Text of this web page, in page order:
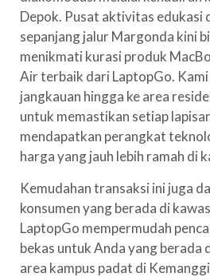
Depok. Pusat aktivitas edukasi
sepanjang jalur Margonda kini
menikmati kurasi produk
Air terbaik dari LaptopGo.
jangkauan hingga ke area
untuk memastikan setiap
mendapatkan perangkat
harga yang jauh lebih ramah di
Kemudahan transaksi ini juga
konsumen yang berada di
LaptopGo mempermudah
bekas untuk Anda yang berada
area kampus padat di